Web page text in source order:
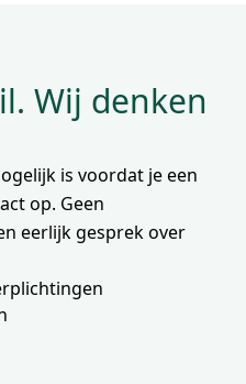
Wij denken
is voordat je een
op. Geen
eerlijk gesprek over